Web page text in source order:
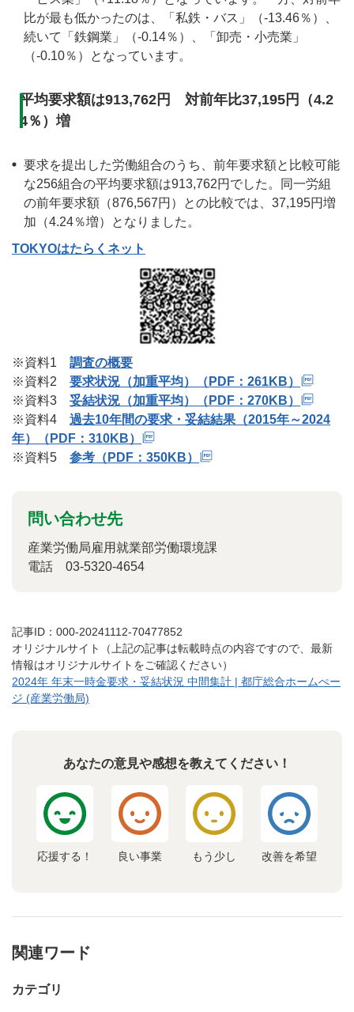
比が最も低かったのは、「私鉄・バス」（-13.46％）、
続いて「鉄鋼業」（-0.14％）、「卸売・小売業」
（-0.10％）となっています。
平均要求額は913,762円 対前年比37,195円（4.2
4％）増
要求を提出した労働組合のうち、前年要求額と比較可能
な256組合の平均要求額は913,762円でした。同一労組
の前年要求額（876,567円）との比較では、37,195円増
加（4.24％増）となりました。
TOKYOはたらくネット
※資料1 調査の概要
※資料2 要求状況（加重平均）（PDF：261KB）
※資料3 妥結状況（加重平均）（PDF：270KB）
※資料4 過去10年間の要求・妥結結果（2015年～2024
年）（PDF：310KB）
※資料5 参考（PDF：350KB）
問い合わせ先
産業労働局雇用就業部労働環境課
電話 03-5320-4654
記事ID：000-20241112-70477852
オリジナルサイト（上記の記事は転載時点の内容ですので、最新
情報はオリジナルサイトをご確認ください）
2024年 年末一時金要求・妥結状況 中間集計 | 都庁総合ホームぺー
ジ (産業労働局)
あなたの意見や感想を教えてください！
応援する！ 良い事業 もう少し 改善を希望
関連ワード
カテゴリ